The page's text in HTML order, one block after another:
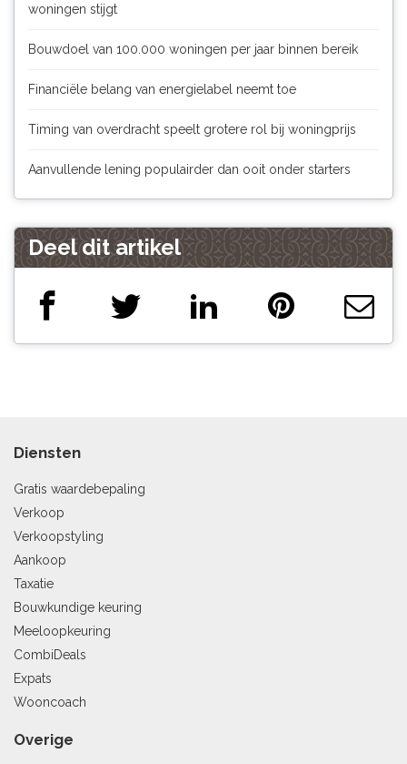
woningen stijgt
Bouwdoel van 100.000 woningen per jaar binnen bereik
Financiële belang van energielabel neemt toe
Timing van overdracht speelt grotere rol bij woningprijs
Aanvullende lening populairder dan ooit onder starters
Deel dit artikel
Diensten
Gratis waardebepaling
Verkoop
Verkoopstyling
Aankoop
Taxatie
Bouwkundige keuring
Meeloopkeuring
CombiDeals
Expats
Wooncoach
Overige